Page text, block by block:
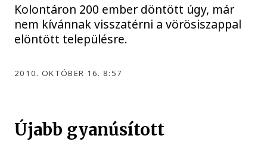
Kolontáron 200 ember döntött úgy, már
nem kívánnak visszatérni a vörösiszappal
elöntött településre.
2010. OKTÓBER 16. 8:57
Újabb gyanúsított